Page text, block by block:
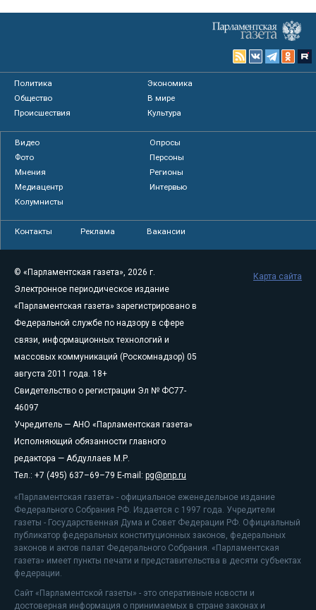
Политика
Экономика
Общество
В мире
Происшествия
Культура
Видео
Опросы
Фото
Персоны
Мнения
Регионы
Медиацентр
Интервью
Колумнисты
Контакты Реклама Вакансии
© «Парламентская газета», 2026 г.
Электронное периодическое издание
«Парламентская газета» зарегистрировано в
Федеральной службе по надзору в сфере
связи, информационных технологий и
массовых коммуникаций (Роскомнадзор) 05
августа 2011 года. 18+
Свидетельство о регистрации Эл № ФС77-
46097
Учредитель — АНО «Парламентская газета»
Исполняющий обязанности главного
редактора — Абдуллаев М.Р.
Тел.: +7 (495) 637–69–79 E-mail: pg@pnp.ru
«Парламентская газета» - официальное еженедельное издание
Федерального Собрания РФ. Издается с 1997 года. Учредители
газеты - Государственная Дума и Совет Федерации РФ. Официальный
публикатор федеральных конституционных законов, федеральных
законов и актов палат Федерального Собрания. «Парламентская
газета» имеет пункты печати и представительства в десяти субъектах
федерации.
Сайт «Парламентской газеты» - это оперативные новости и
достоверная информация о принимаемых в стране законах и
Карта сайта